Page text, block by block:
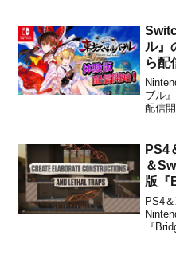
る、
クシ
ル』
ら配
ブル
配信
す。
は、
PS4
＆
版『
PS4
『